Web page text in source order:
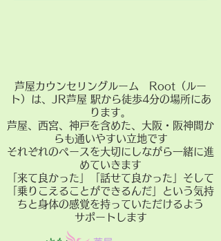
芦屋カウンセリングルーム Root（ルー
ト）は、JR芦屋 駅から徒歩4分の場所にあ
ります。
芦屋、西宮、神戸を含めた、大阪・阪神間か
らも通いやすい立地です
それぞれのペースを大切にしながら一緒に進
めていきます
「来て良かった」「話せて良かった」そして
「乗りこえることができるんだ」という気持
ちと身体の感覚を持っていただけるよう
サポートします